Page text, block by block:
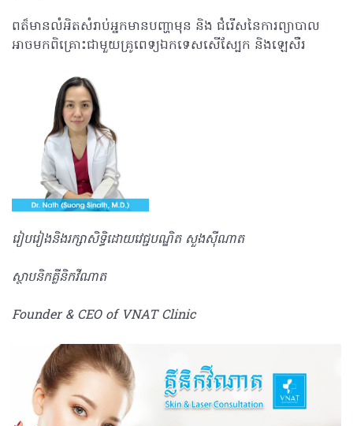
ពត៏មានលំអិតសំរាប់អ្នកមានបញ្ហាមុន និង ជំរើសនៃការព្យាបាល
អាចមកពិគ្រោះជាមួយ​គ្រូពេទ្យឯកទេសសើស្បែក​​ និងឡេសឺរ
រៀបរៀងនិងរក្សាសិទិ្ធដោយវេជ្ជបណ្ឌិត ​សួងស៊ីណាត​
ស្ថាបនិកគ្លីនិកវីណាត
Founder & CEO of VNAT Clinic